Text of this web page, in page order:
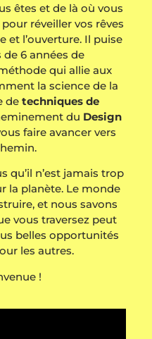
êtes et de là où vous
réveiller vos rêves
et l’ouverture. Il puise
6 années de
qui allie aux
la science de la
de techniques de
du Design
faire avancer vers
qu’il n’est jamais trop
la planète. Le monde
et nous savons
vous traversez peut
belles opportunités
les autres.
!